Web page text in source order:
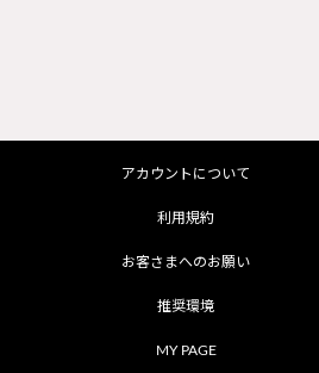
アカウントについて
利用規約
お客さまへのお願い
推奨環境
MY PAGE